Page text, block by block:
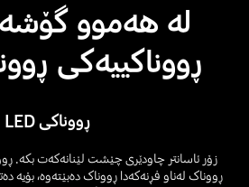
لە هەموو
ڕووناکییەکی
ڕووناکی LED
ڕووناک لەناو فڕنەکەدا ڕووناک دەبێتەوە، بۆیە